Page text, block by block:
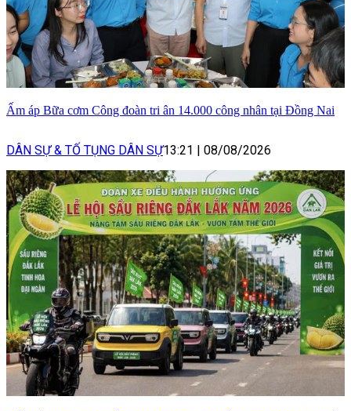
Ấm áp Bữa cơm Công đoàn tri ân 14.000 công nhân tại Đồng Nai
DÂN SỰ & TỐ TỤNG DÂN SỰ13:21 08/08/2026